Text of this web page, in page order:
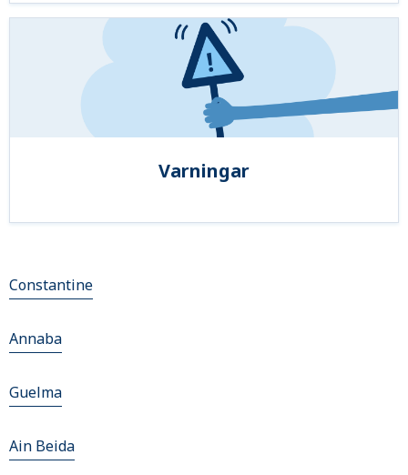
Varningar
Constantine
Annaba
Guelma
Ain Beida